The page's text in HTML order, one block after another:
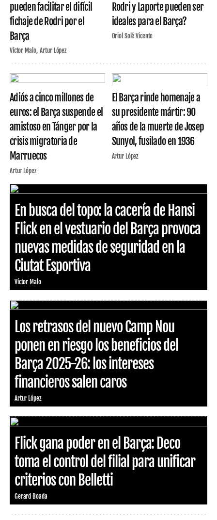
pueden facilitar el difícil
fichaje de Rodri por el
Barça
Víctor Malo Artur López
Rodri y Laporte pueden ser
ideales para el Barça?
Oriol Solé Vicente
Adiós a cinco millones de
euros: el Barça suspende el
amistoso en Tánger por la
crisis migratoria de
Marruecos
Artur López
El Barça rinde homenaje a
su presidente mártir: 90
años de la muerte de Josep
Sunyol, fusilado en 1936
Artur López
En busca del topo: la cacería de Hansi
Flick en el vestuario del Barça provoca
nuevas medidas de seguridad en la
Ciutat Esportiva
Víctor Malo
Los retrasos del nuevo Camp Nou
ponen en riesgo los beneficios del
Barça 2025-26: los intereses
financieros salen caros
Artur López
Flick gana poder en el Barça: Deco
toma el control del filial para unificar
criterios con Belletti
Gerard Boada